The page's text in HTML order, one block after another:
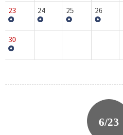
23 24 25 26
30
6/23